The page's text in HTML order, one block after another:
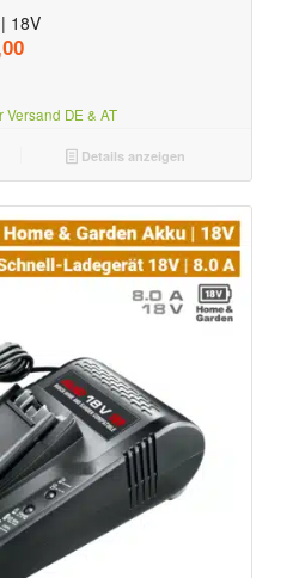
18V
Preis war: € 49,00
Aktueller Preis ist: € 28,00.
DE & AT
Details anzeigen